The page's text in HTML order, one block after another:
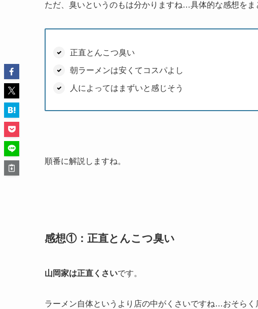
ただ、臭いというのもは分かりますね…具体的な感想をま
正直とんこつ臭い
朝ラーメンは安くてコスパよし
人によってはまずいと感じそう
順番に解説しますね。
感想①：正直とんこつ臭い
山岡家は正直くさいです。
ラーメン自体というより店の中がくさいですね…おそらく